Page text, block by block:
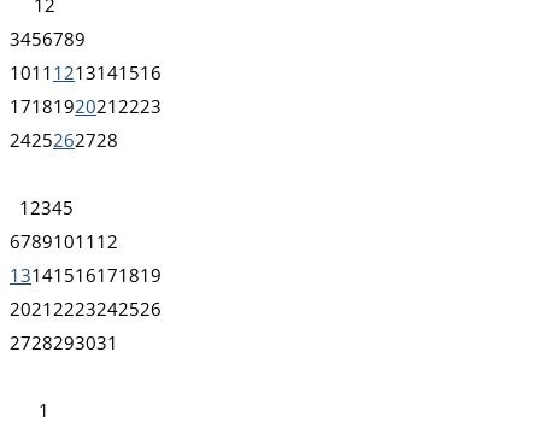
3456789
1011 1213141516
1718192021 2223
2425262728
1 2345
67891011 12
13141516171819
2021 2223242526
2728293031
1